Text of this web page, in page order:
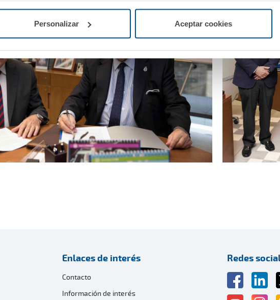
Personalizar Aceptar cookies
Enlaces de interés
Contacto
Información de interés
Redes